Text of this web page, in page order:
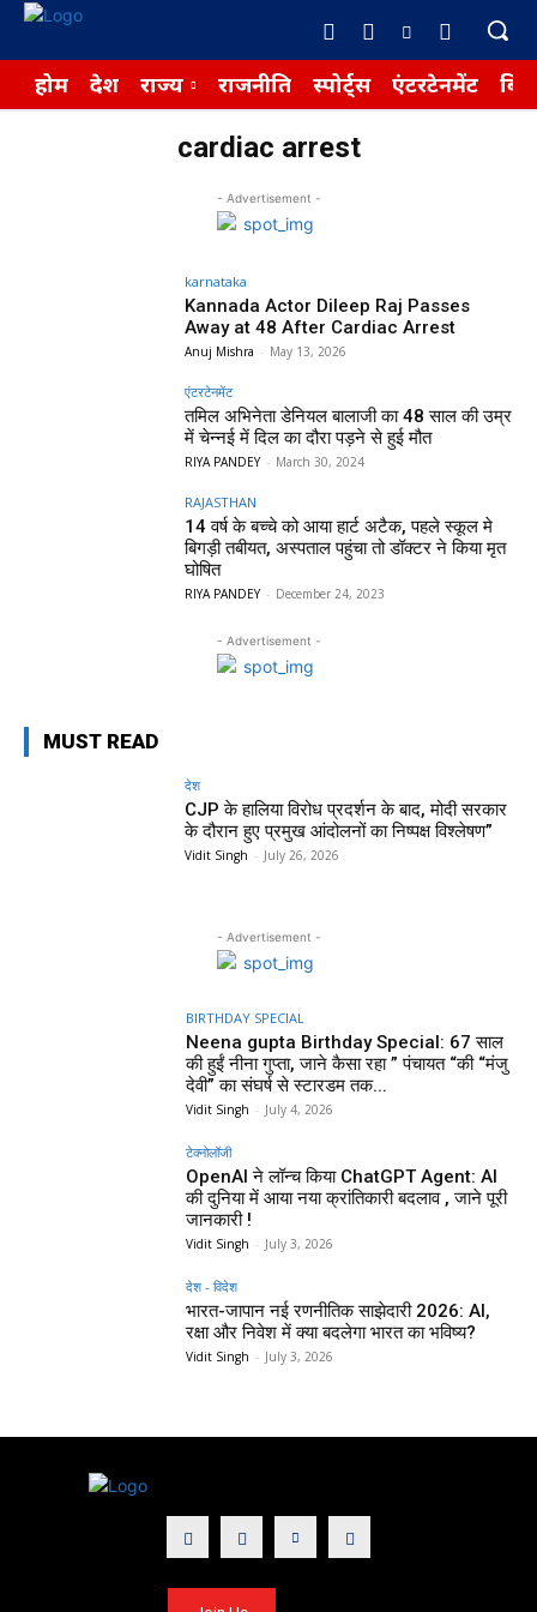
होम देश राज्य राजनीति स्पोर्ट्स एंटरटेनमेंट
cardiac arrest
- Advertisement -
karnataka
Kannada Actor Dileep Raj Passes
Away at 48 After Cardiac Arrest
Anuj Mishra - May 13, 2026
एंटरटेनमेंट
तमिल अभिनेता डेनियल बालाजी का 48 साल की उम्र
में चेन्नई में दिल का दौरा पड़ने से हुई मौत
RIYA PANDEY - March 30, 2024
RAJASTHAN
14 वर्ष के बच्चे को आया हार्ट अटैक, पहले स्कूल मे
बिगड़ी तबीयत, अस्पताल पहुंचा तो डॉक्टर ने किया मृत
घोषित
RIYA PANDEY - December 24, 2023
- Advertisement -
MUST READ
देश
CJP के हालिया विरोध प्रदर्शन के बाद, मोदी सरकार
के दौरान हुए प्रमुख आंदोलनों का निष्पक्ष विश्लेषण”
Vidit Singh - July 26, 2026
- Advertisement -
BIRTHDAY SPECIAL
Neena gupta Birthday Special: 67 साल
की हुईं नीना गुप्ता, जाने कैसा रहा ” पंचायत “की “मंजु
देवी” का संघर्ष से स्टारडम तक...
Vidit Singh - July 4, 2026
टेक्नोलॉजी
OpenAI ने लॉन्च किया ChatGPT Agent: AI
की दुनिया में आया नया क्रांतिकारी बदलाव , जाने पूरी
जानकारी !
Vidit Singh - July 3, 2026
देश - विदेश
भारत-जापान नई रणनीतिक साझेदारी 2026: AI,
रक्षा और निवेश में क्या बदलेगा भारत का भविष्य?
Vidit Singh - July 3, 2026